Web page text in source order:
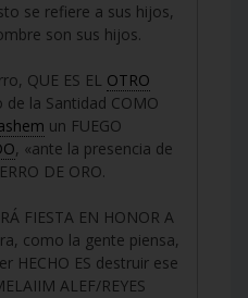
se refiere a sus hijos,
son sus hijos.
QUE ES EL OTRO
la Santidad COMO
un FUEGO
, «ante la presencia de
DE ORO.
FIESTA EN HONOR A
como la gente piensa,
HECHO ES destruir ese
ALEF/REYES